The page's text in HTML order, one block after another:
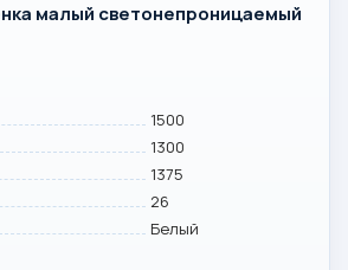
малый светонепроницаемый
1500
1300
1375
26
Белый